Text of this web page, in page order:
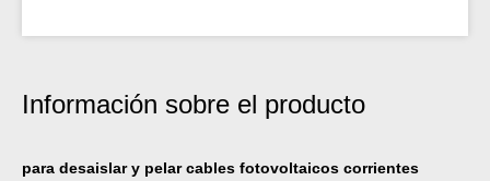
Información sobre el producto
para desaislar y pelar cables fotovoltaicos corrientes